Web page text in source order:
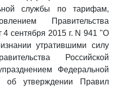
службы по тарифам,
Правительства
4 сентября 2015 г. N 941 "О
утратившими силу
Российской
Федеральной
утверждении Правил